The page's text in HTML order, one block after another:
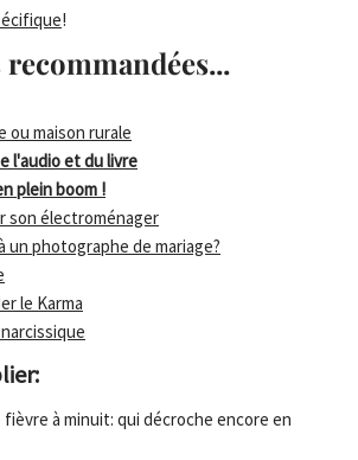
!
maison rurale
l'audio et du livre
plein boom !
son électroménager
un photographe de mariage?
le Karma
à minuit: qui décroche encore en